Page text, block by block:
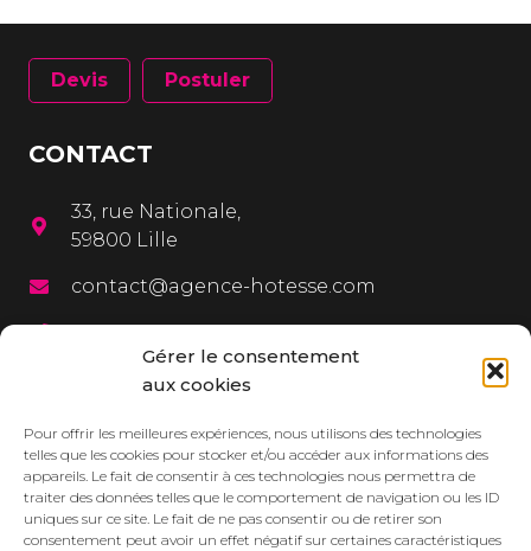
Gérer le consentement
aux cookies
Pour offrir les meilleures expériences, nous utilisons des technologies
telles que les cookies pour stocker et/ou accéder aux informations des
appareils. Le fait de consentir à ces technologies nous permettra de
traiter des données telles que le comportement de navigation ou les ID
uniques sur ce site. Le fait de ne pas consentir ou de retirer son
consentement peut avoir un effet négatif sur certaines caractéristiques
Devis Postuler
CONTACT
33, rue Nationale,
59800 Lille
contact@agence-hotesse.com
03 20 12 72 65
06 67 92 99 72
MENU
L’agence
Services